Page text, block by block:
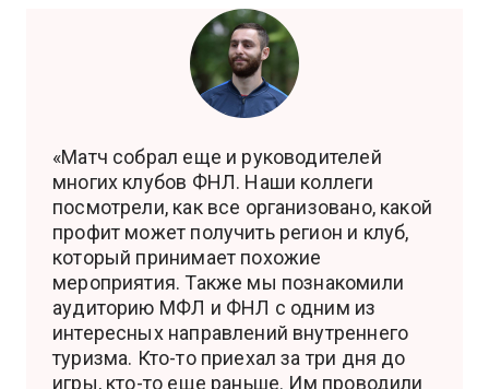
«Матч собрал еще и руководителей
многих клубов ФНЛ. Наши коллеги
посмотрели, как все организовано, какой
профит может получить регион и клуб,
который принимает похожие
мероприятия. Также мы познакомили
аудиторию МФЛ и ФНЛ с одним из
интересных направлений внутреннего
туризма. Кто-то приехал за три дня до
игры, кто-то еще раньше. Им проводили